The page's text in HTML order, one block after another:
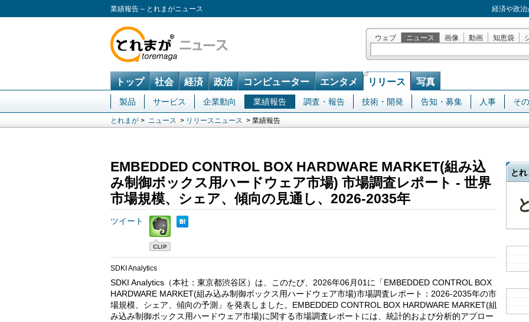
業績報告 – とれまがニュース 経済や政
ウェブ ニュース 画像 動画 知恵袋
トップ 社会 経済 政治 コンピューター エンタメ リリース 写真
製品 サービス 企業動向 業績報告 調査・報告 技術・開発 告知・募集 人事 そ
とれまが > ニュース > リリースニュース > 業績報告
EMBEDDED CONTROL BOX HARDWARE MARKET(組み込
み制御ボックス用ハードウェア市場) 市場調査レポート - 世界
市場規模、シェア、傾向の見通し、2026-2035年
ツイート
SDKI Analytics
SDKI Analytics（本社：東京都渋谷区）は、このたび、2026年06月01に「EMBEDDED CONTROL BOX
HARDWARE MARKET(組み込み制御ボックス用ハードウェア市場)市場調査レポート：2026-2035年の市
場規模、シェア、傾向の予測」を発表しました。EMBEDDED CONTROL BOX HARDWARE MARKET(組
み込み制御ボックス用ハードウェア市場)に関する市場調査レポートには、統計的および分析的アプロー
とれ